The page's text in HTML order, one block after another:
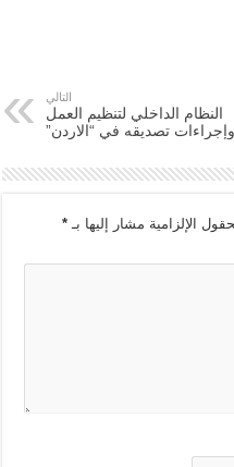
التالي
النظام الداخلي لتنظيم العمل
وإجراءات تصديقه في “الاردن”
الإلزامية مشار إليها بـ*